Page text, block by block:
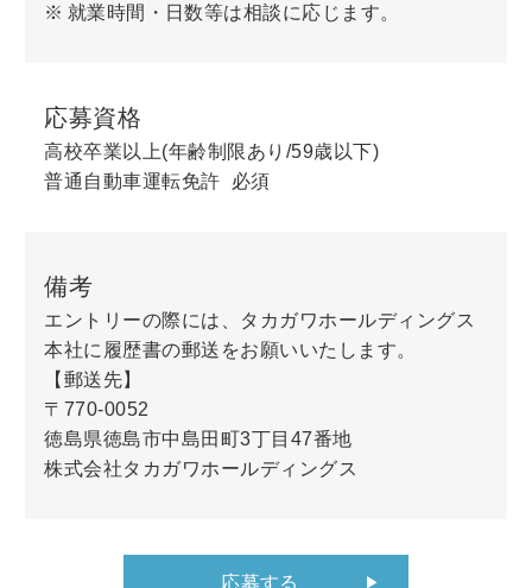
就業時間・日数等は相談に応じます。
応募資格
高校卒業以上(年齢制限あり/59歳以下)
普通自動車運転免許 必須
備考
エントリーの際には、タカガワホールディングス
本社に履歴書の郵送をお願いいたします。
【郵送先】
〒770-0052
徳島県徳島市中島田町3丁目47番地
株式会社タカガワホールディングス
応募する